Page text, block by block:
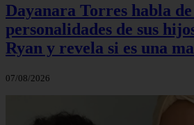
Dayanara Torres habla
personalidades de sus
Ryan y revela si es una
07/08/2026